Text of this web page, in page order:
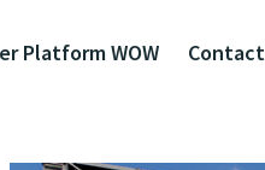
Platform WOW Contact